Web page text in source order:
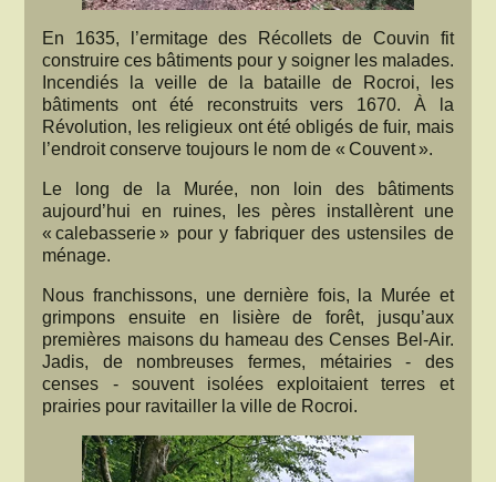
En 1635, l’ermitage des Récollets de Couvin fit
construire ces bâtiments pour y soigner les malades.
Incendiés la veille de la bataille de Rocroi, les
bâtiments ont été reconstruits vers 1670. À la
Révolution, les religieux ont été obligés de fuir, mais
l’endroit conserve toujours le nom de « Couvent ».
Le long de la Murée, non loin des bâtiments
aujourd’hui en ruines, les pères installèrent une
« calebasserie » pour y fabriquer des ustensiles de
ménage.
Nous franchissons, une dernière fois, la Murée et
grimpons ensuite en lisière de forêt, jusqu’aux
premières maisons du hameau des Censes Bel-Air.
Jadis, de nombreuses fermes, métairies - des
censes - souvent isolées exploitaient terres et
prairies pour ravitailler la ville de Rocroi.